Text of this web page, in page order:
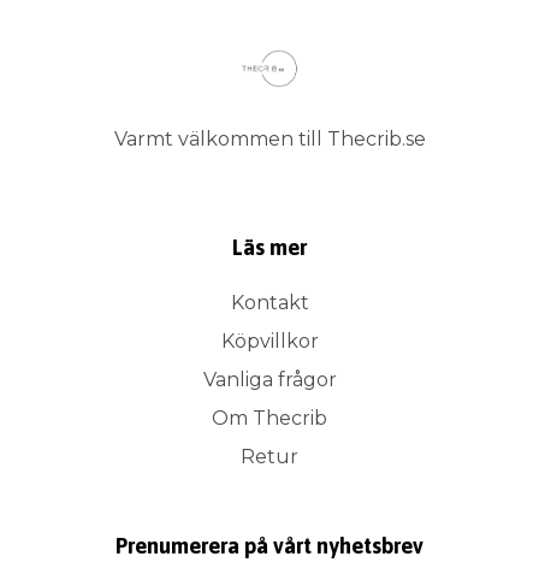
Varmt välkommen till Thecrib.se
Läs mer
Kontakt
Köpvillkor
Vanliga frågor
Om Thecrib
Retur
Prenumerera på vårt nyhetsbrev